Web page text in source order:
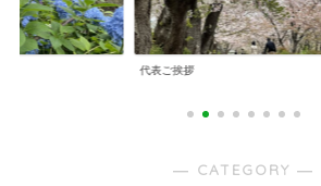
代表ご挨拶
― CATEGORY ―